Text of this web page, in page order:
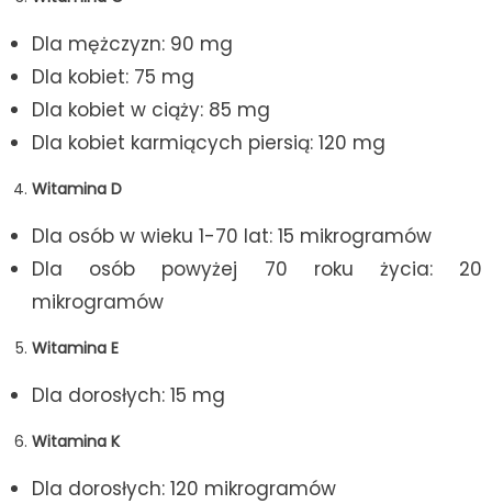
Dla mężczyzn: 90 mg
Dla kobiet: 75 mg
Dla kobiet w ciąży: 85 mg
Dla kobiet karmiących piersią: 120 mg
Witamina D
Dla osób w wieku 1-70 lat: 15 mikrogramów
Dla osób powyżej 70 roku życia: 20
mikrogramów
Witamina E
Dla dorosłych: 15 mg
Witamina K
Dla dorosłych: 120 mikrogramów